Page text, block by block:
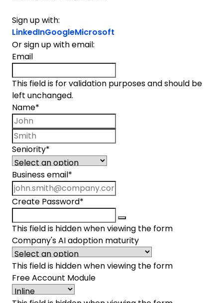
Sign up with:
LinkedInGoogleMicrosoft
Or sign up with email:
Email
This field is for validation purposes and should be
left unchanged.
Name*
Seniority*
Business email *
Create Password*
This field is hidden when viewing the form
Company's AI adoption maturity
This field is hidden when viewing the form
Free Account Module